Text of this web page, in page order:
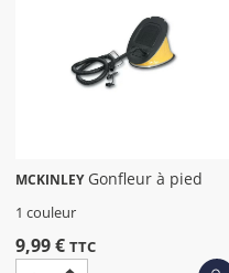
MCKINLEY Gonfleur à pied
1 couleur
9,99 € TTC